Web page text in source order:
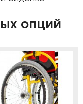
опций